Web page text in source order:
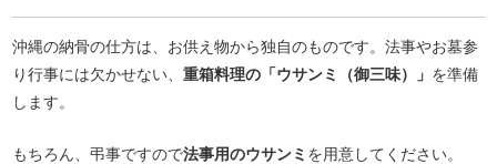
沖縄の納骨の仕方は、お供え物から独自のものです。法事やお墓参
り行事には欠かせない、重箱料理の「ウサンミ（御三味）」 を準備
します。
もちろん、弔事ですので法事用のウサンミ を用意してください。